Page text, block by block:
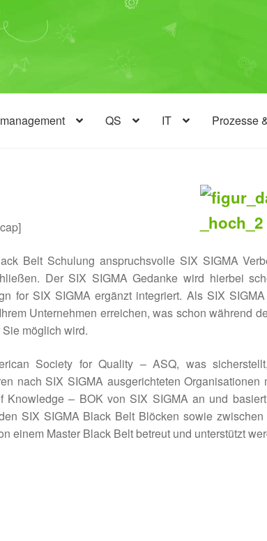
QS IT Prozesse
Belt Schulung anspruchsvolle SIX SIGMA
Der SIX SIGMA Gedanke wird hierbei
for SIX SIGMA ergänzt integriert. Als SIX
Unternehmen erreichen, was schon während
möglich wird.
Society for Quality – ASQ, was
nach SIX SIGMA ausgerichteten Organisationen
– BOK von SIX SIGMA an und
SIX SIGMA Black Belt Blöcken sowie
einem Master Black Belt betreut und unterstützt